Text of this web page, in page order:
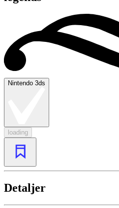
Nintendo 3ds
loading
Detaljer